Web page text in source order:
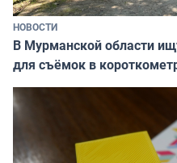
НОВОСТИ
В Мурманской области
для съёмок в